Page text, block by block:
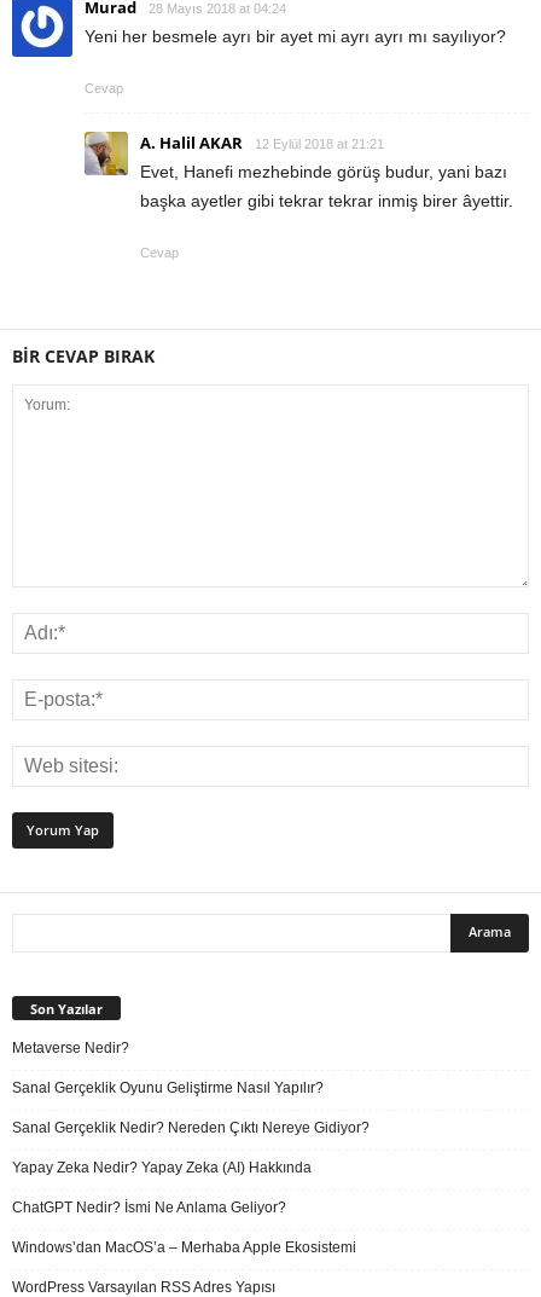
Murad 28 Mayıs 2018 at 04:24
Yeni her besmele ayrı bir ayet mi ayrı ayrı mı sayılıyor?
Cevap
A. Halil AKAR 12 Eylül 2018 at 21:21
Evet, Hanefi mezhebinde görüş budur, yani bazı
başka ayetler gibi tekrar tekrar inmiş birer âyettir.
Cevap
BİR CEVAP BIRAK
Son Yazılar
Metaverse Nedir?
Sanal Gerçeklik Oyunu Geliştirme Nasıl Yapılır?
Sanal Gerçeklik Nedir? Nereden Çıktı Nereye Gidiyor?
Yapay Zeka Nedir? Yapay Zeka (AI) Hakkında
ChatGPT Nedir? İsmi Ne Anlama Geliyor?
Windows’dan MacOS’a – Merhaba Apple Ekosistemi
WordPress Varsayılan RSS Adres Yapısı